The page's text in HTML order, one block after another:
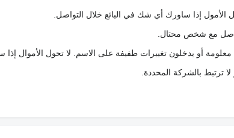
الأمول إذا ساورك أي شك في البائع خلال التواصل.
مع شخص محتال.
أو يدخلون تغييرات طفيفة على الاسم. لا تحول الأموال
ترتبط بالشركة المحددة.